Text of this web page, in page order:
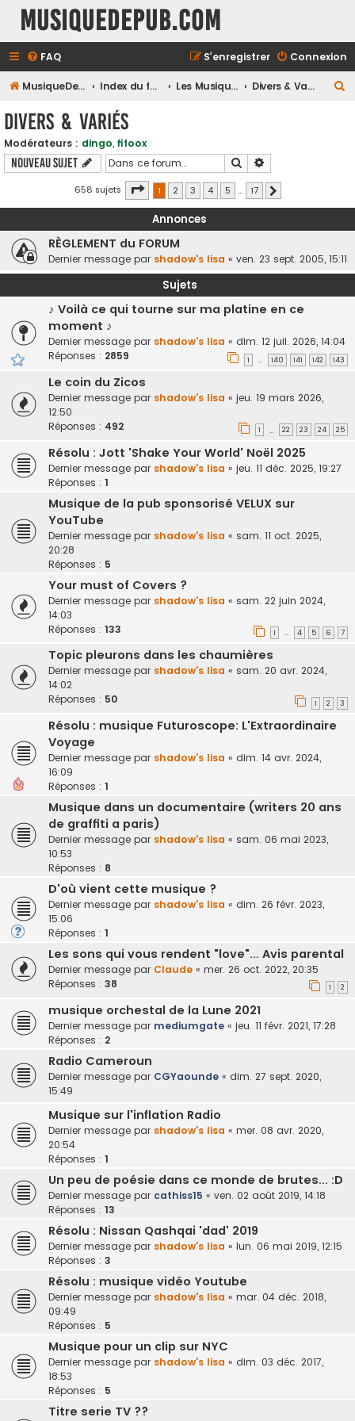
MusiqueDePub.com
FAQ Connexion
S’enregistrer
MusiqueDePub.com Index du forum Les Musiques Diverses Divers & Variés
c
h
r
Divers & Variés
Modérateurs : dingo, fifoox
Nouveau sujet Rechercher
658 sujets Page 1sur17
1 2 3 4 5 … 17
Annonces
RÈGLEMENT du FORUM
Dernier message par shadow's lisa « ven. 23 sept. 2005, 15:11
Sujets
♪ Voilà ce qui tourne sur ma platine en ce
moment ♪
Dernier message par shadow's lisa « dim. 12 juil. 2026, 14:04
Réponses : 2859 1 … 140 141 142 143
Le coin du Zicos
Dernier message par shadow's lisa « jeu. 19 mars 2026,
12:50
Réponses : 492 1 … 22 23 24 25
Résolu : Jott 'Shake Your World' Noël 2025
Dernier message par shadow's lisa « jeu. 11 déc. 2025, 19:27
Réponses : 1
Musique de la pub sponsorisé VELUX sur
YouTube
Dernier message par shadow's lisa « sam. 11 oct. 2025,
20:28
Réponses : 5
Your must of Covers ?
Dernier message par shadow's lisa « sam. 22 juin 2024,
14:03
Réponses : 133 1 … 4 5 6 7
Topic pleurons dans les chaumières
Dernier message par shadow's lisa « sam. 20 avr. 2024,
14:02
Réponses : 50 1 2 3
Résolu : musique Futuroscope: L'Extraordinaire
Voyage
Dernier message par shadow's lisa « dim. 14 avr. 2024,
16:09
Réponses : 1
Musique dans un documentaire (writers 20 ans
de graffiti a paris)
Dernier message par shadow's lisa « sam. 06 mai 2023,
10:53
Réponses : 8
D'où vient cette musique ?
Dernier message par shadow's lisa « dim. 26 févr. 2023,
15:06
Réponses : 1
Les sons qui vous rendent "love"... Avis parental
Dernier message par Claude « mer. 26 oct. 2022, 20:35
Réponses : 38 1 2
musique orchestal de la Lune 2021
Dernier message par mediumgate « jeu. 11 févr. 2021, 17:28
Réponses : 2
Radio Cameroun
Dernier message par CGYaounde « dim. 27 sept. 2020,
15:49
Musique sur l'inflation Radio
Dernier message par shadow's lisa « mer. 08 avr. 2020,
20:54
Réponses : 1
Un peu de poésie dans ce monde de brutes... :D
Dernier message par cathiss15 « ven. 02 août 2019, 14:18
Réponses : 13
Résolu : Nissan Qashqai 'dad' 2019
Dernier message par shadow's lisa « lun. 06 mai 2019, 12:15
Réponses : 3
Résolu : musique vidéo Youtube
Dernier message par shadow's lisa « mar. 04 déc. 2018,
09:49
Réponses : 5
Musique pour un clip sur NYC
Dernier message par shadow's lisa « dim. 03 déc. 2017,
18:53
Réponses : 5
Titre serie TV ??